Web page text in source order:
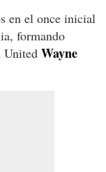
en el once inicial
formando
United Wayne